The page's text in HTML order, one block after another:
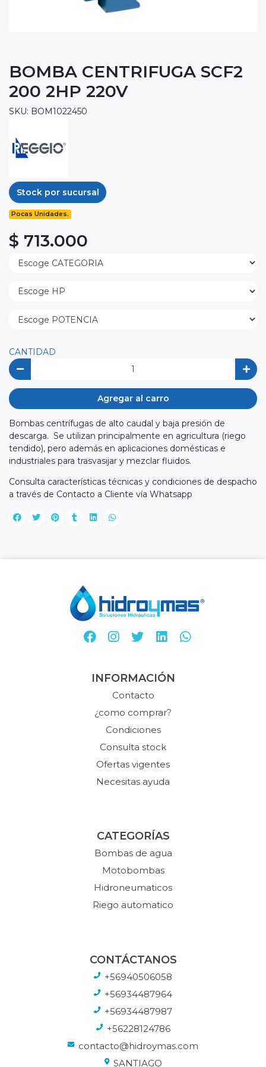
BOMBA CENTRIFUGA SCF2
200 2HP 220V
SKU: BOM1022450
Stock por sucursal
Pocas Unidades.
$ 713.000
CANTIDAD
Agregar al carro
Bombas centrífugas de alto caudal y baja presión de
descarga. Se utilizan principalmente en agricultura (riego
tendido), pero además en aplicaciones domésticas e
industriales para trasvasijar y mezclar fluidos.
Consulta características técnicas y condiciones de despacho
a través de Contacto a Cliente vía Whatsapp
INFORMACIÓN
Contacto
¿como comprar?
Condiciones
Consulta stock
Ofertas vigentes
Necesitas ayuda
CATEGORÍAS
Bombas de agua
Motobombas
Hidroneumaticos
Riego automatico
CONTÁCTANOS
+56940506058
+56934487964
+56934487987
+56228124786
contacto@hidroymas.com
SANTIAGO